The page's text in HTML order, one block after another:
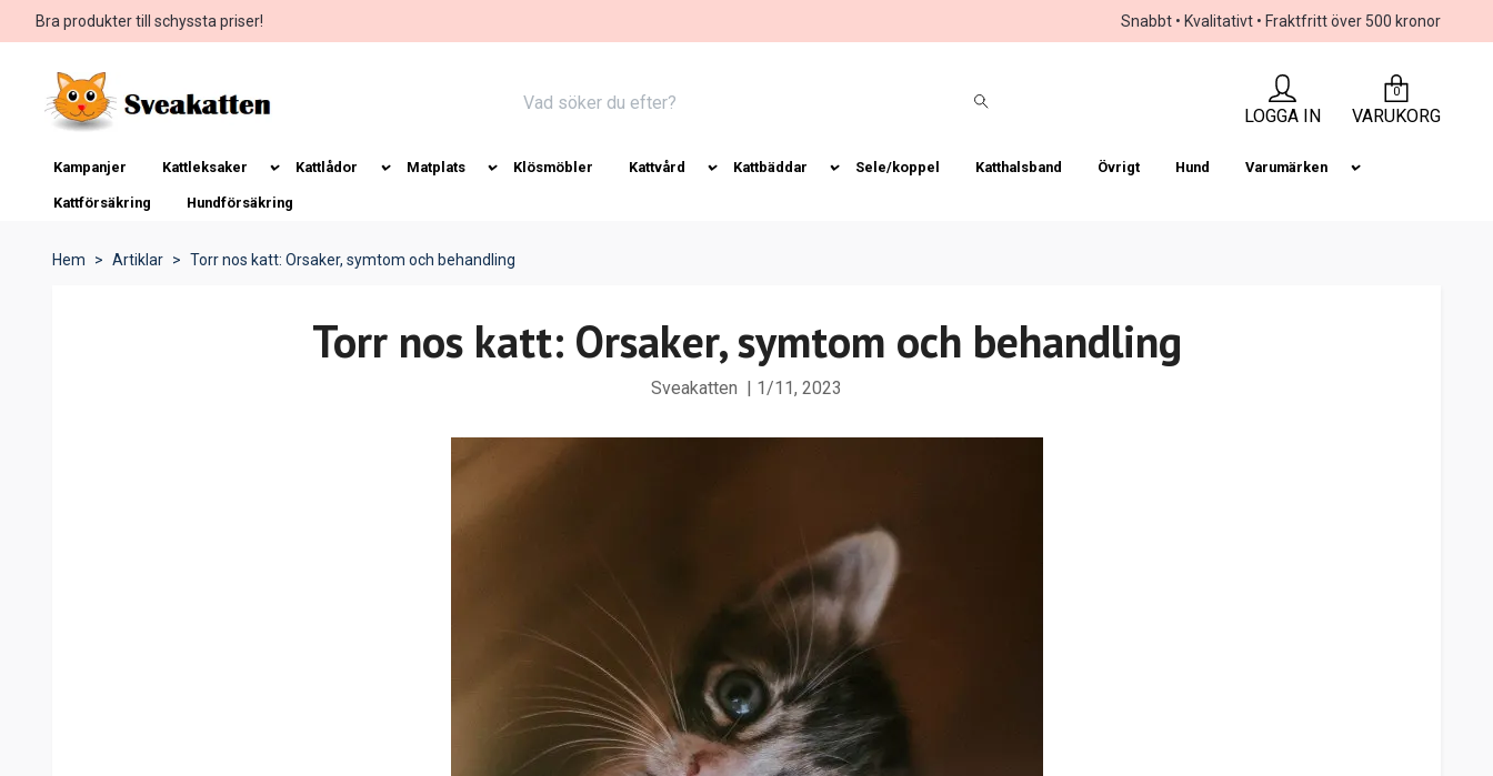
Bra produkter till schyssta priser! Snabbt • Kvalitativt • Fraktfritt över 500 kronor
LOGGA IN
0
VARUKORG
Kampanjer Kattleksaker Kattlådor Matplats Klösmöbler Kattvård Kattbäddar Sele/koppel Katthalsband Övrigt Hund Varumärken
Kattförsäkring Hundförsäkring
Hem Artiklar Torr nos katt: Orsaker, symtom och behandling
Torr nos katt: Orsaker, symtom och behandling
Sveakatten 1/11, 2023